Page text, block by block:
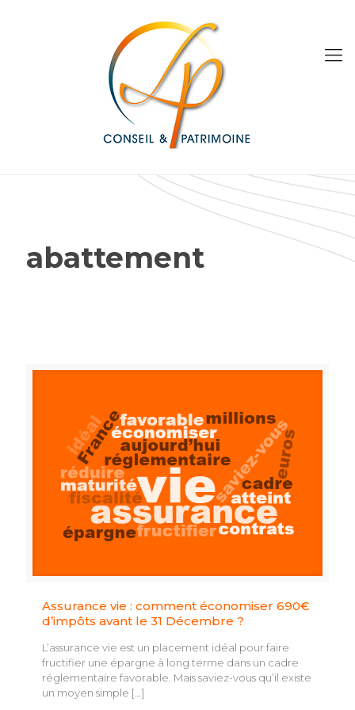
abattement
Assurance vie : comment économiser 690€
d’impôts avant le 31 Décembre ?
L’assurance vie est un placement idéal pour faire
fructifier une épargne à long terme dans un cadre
réglementaire favorable. Mais saviez-vous qu’il existe
un moyen simple […]